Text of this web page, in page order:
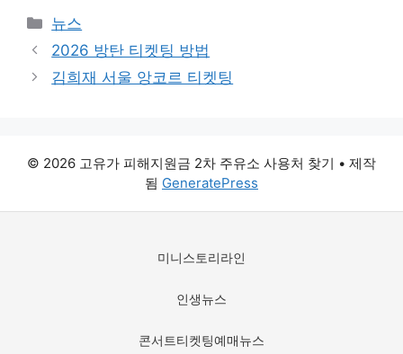
카
테
리
뉴스
2026 방탄 티켓팅 방법
김희재 서울 앙코르 티켓팅
© 2026 고유가 피해지원금 2차 주유소 사용처 찾기 • 제작
됨 GeneratePress
미니스토리라인
인생뉴스
콘서트티켓팅예매뉴스